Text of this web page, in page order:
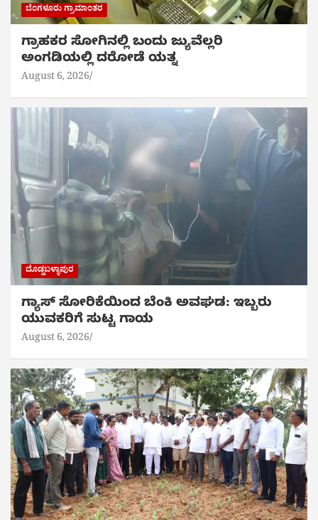
ಬೆಂಗಳೂರು ಗ್ರಾಮಾಂತರ
ಗ್ರಾಹಕರ ಸೋಗಿನಲ್ಲಿ ಬಂದು ಜ್ಯುವೆಲ್ಲರಿ
ಅಂಗಡಿಯಲ್ಲಿ ದರೋಡೆ ಯತ್ನ
August 6, 2026
ದೊಡ್ಡಬಳ್ಳಾಪುರ
ಗ್ಯಾಸ್ ಸೋರಿಕೆಯಿಂದ ಬೆಂಕಿ ಅವಘಡ: ಇಬ್ಬರು
ಯುವಕರಿಗೆ ಸುಟ್ಟ ಗಾಯ
August 6, 2026